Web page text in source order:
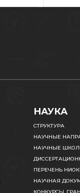
НАУКА
СТРУКТУРА
НАУЧНЫЕ
НАУЧНЫЕ
ПЕРЕЧЕНЬ
НАУЧНАЯ